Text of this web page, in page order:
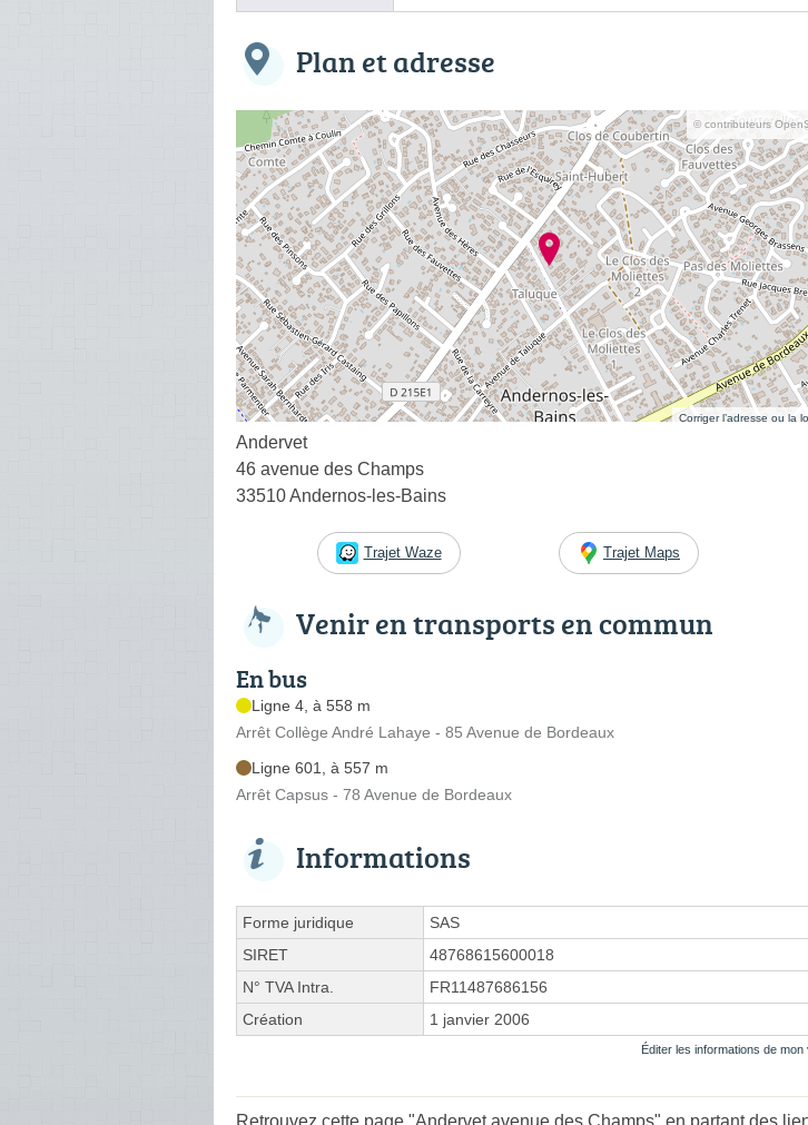
Plan et adresse
© contributeurs
Corriger l’adresse ou la
Andervet
46 avenue des Champs
33510 Andernos-les-Bains
Trajet Waze Trajet Maps
Venir en transports en commun
En bus
Ligne 4, à 558 m
Arrêt Collège André Lahaye - 85 Avenue de Bordeaux
Ligne 601, à 557 m
Arrêt Capsus - 78 Avenue de Bordeaux
Informations
Forme juridique
SAS
SIRET
48768615600018
N° TVA Intra.
FR11487686156
Création
1 janvier 2006
Éditer les informations de mon
Retrouvez cette page "Andervet avenue des Champs" en partant des